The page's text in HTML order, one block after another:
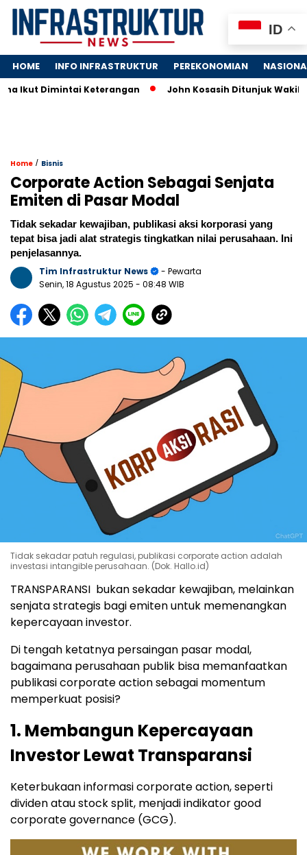
HOME INFO INFRASTRUKTUR PEREKONOMIAN
Dimintai Keterangan John Kosasih Ditunjuk Wakil Dirut,
Home / Bisnis
Corporate Action Sebagai Senjata
Emiten di Pasar Modal
Tidak sekadar kewajiban, publikasi aksi korporasi yang
tepat bisa jadi alat strategis tingkatkan nilai perusahaan. Ini
penjelasannya.
Tim Infrastruktur News
- Pewarta
Senin, 18 Agustus 2025 - 08:48 WIB
Tidak sekadar patuh regulasi, publikasi corporate action adalah
investasi intangible perusahaan. (Dok. Hallo.id)
TRANSPARANSI bukan sekadar kewajiban, melainkan
senjata strategis bagi emiten untuk memenangkan
kepercayaan investor.
Di tengah ketatnya persaingan pasar modal,
bagaimana perusahaan publik bisa memanfaatkan
publikasi corporate action sebagai momentum
memperkuat posisi?
1. Membangun Kepercayaan
Investor Lewat Transparansi
Keterbukaan informasi corporate action, seperti
dividen atau stock split, menjadi indikator good
corporate governance (GCG).
ID